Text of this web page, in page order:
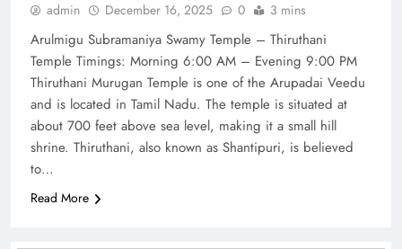
admin December 16, 2025 0 3 mins
Arulmigu Subramaniya Swamy Temple – Thiruthani
Temple Timings: Morning 6:00 AM – Evening 9:00 PM
Thiruthani Murugan Temple is one of the Arupadai Veedu
and is located in Tamil Nadu. The temple is situated at
about 700 feet above sea level, making it a small hill
shrine. Thiruthani, also known as Shantipuri, is believed
to…
Read More